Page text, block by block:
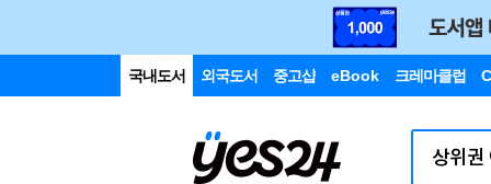
국내도서 외국도서 중고샵 eBook 크레마클럽